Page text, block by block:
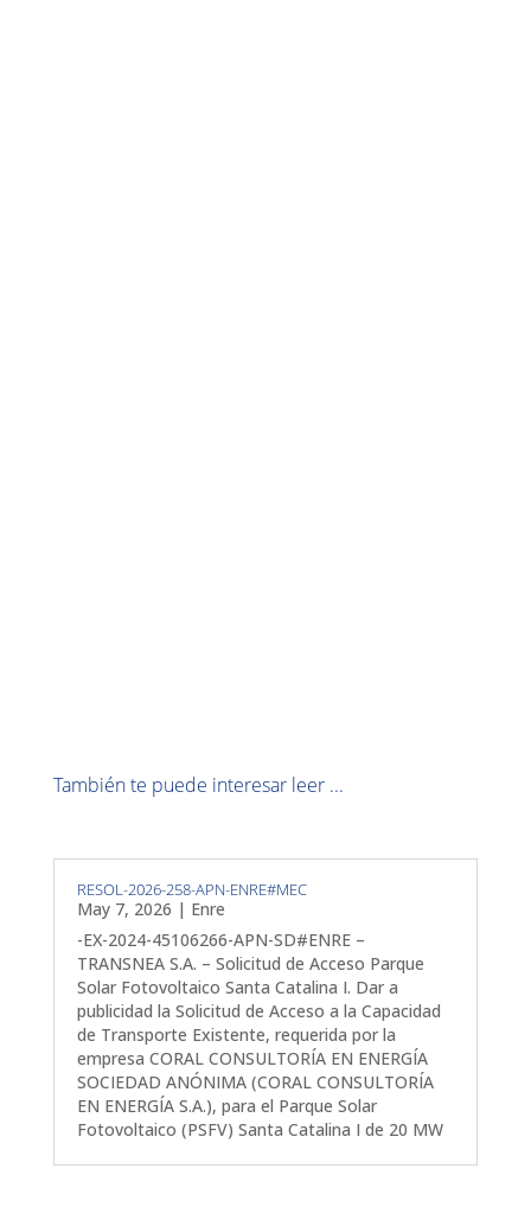
También te puede interesar leer ...
RESOL-2026-258-APN-ENRE#MEC
May 7, 2026 | Enre
-EX-2024-45106266-APN-SD#ENRE –
TRANSNEA S.A. – Solicitud de Acceso Parque
Solar Fotovoltaico Santa Catalina I. Dar a
publicidad la Solicitud de Acceso a la Capacidad
de Transporte Existente, requerida por la
empresa CORAL CONSULTORÍA EN ENERGÍA
SOCIEDAD ANÓNIMA (CORAL CONSULTORÍA
EN ENERGÍA S.A.), para el Parque Solar
Fotovoltaico (PSFV) Santa Catalina I de 20 MW